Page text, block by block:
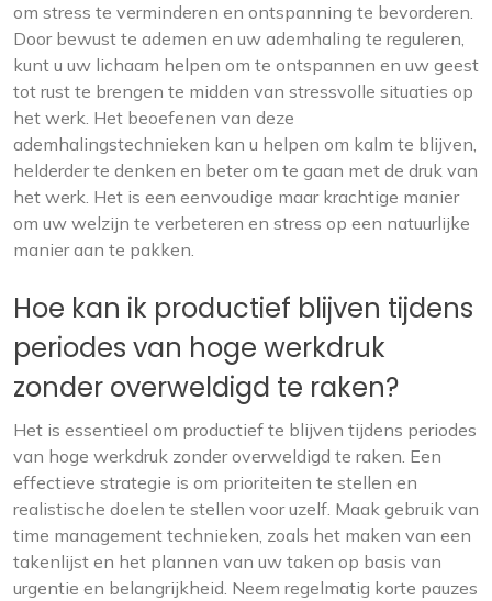
om stress te verminderen en ontspanning te bevorderen.
Door bewust te ademen en uw ademhaling te reguleren,
kunt u uw lichaam helpen om te ontspannen en uw geest
tot rust te brengen te midden van stressvolle situaties op
het werk. Het beoefenen van deze
ademhalingstechnieken kan u helpen om kalm te blijven,
helderder te denken en beter om te gaan met de druk van
het werk. Het is een eenvoudige maar krachtige manier
om uw welzijn te verbeteren en stress op een natuurlijke
manier aan te pakken.
Hoe kan ik productief blijven tijdens
periodes van hoge werkdruk
zonder overweldigd te raken?
Het is essentieel om productief te blijven tijdens periodes
van hoge werkdruk zonder overweldigd te raken. Een
effectieve strategie is om prioriteiten te stellen en
realistische doelen te stellen voor uzelf. Maak gebruik van
time management technieken, zoals het maken van een
takenlijst en het plannen van uw taken op basis van
urgentie en belangrijkheid. Neem regelmatig korte pauzes